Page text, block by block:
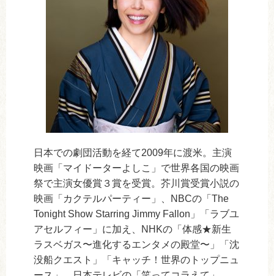
日本での劇団活動を経て2009年に渡米。主演
映画「マイドーターよしこ」で世界各国の映画
祭で主演女優賞３賞を受賞。芥川賞受賞小説の
映画「カクテルパーティー」、NBCの「The
Tonight Show Starring Jimmy Fallon」「ラブユ
アセルフィー」に加え、NHKの「体感★新生
ラスベガス〜進化するエンタメの殿堂〜」「沈
没船クエスト」「キャッチ！世界のトップニュ